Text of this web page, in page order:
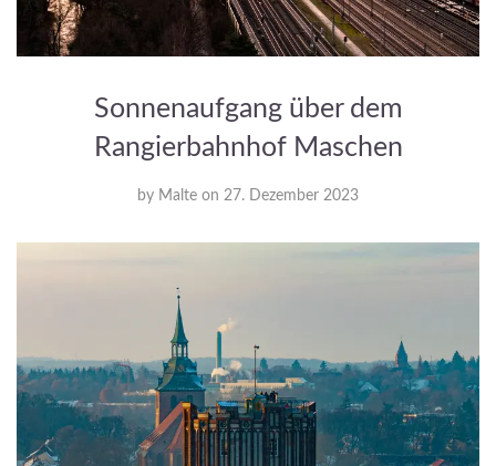
Sonnenaufgang über dem
Rangierbahnhof Maschen
by Malte on 27. Dezember 2023